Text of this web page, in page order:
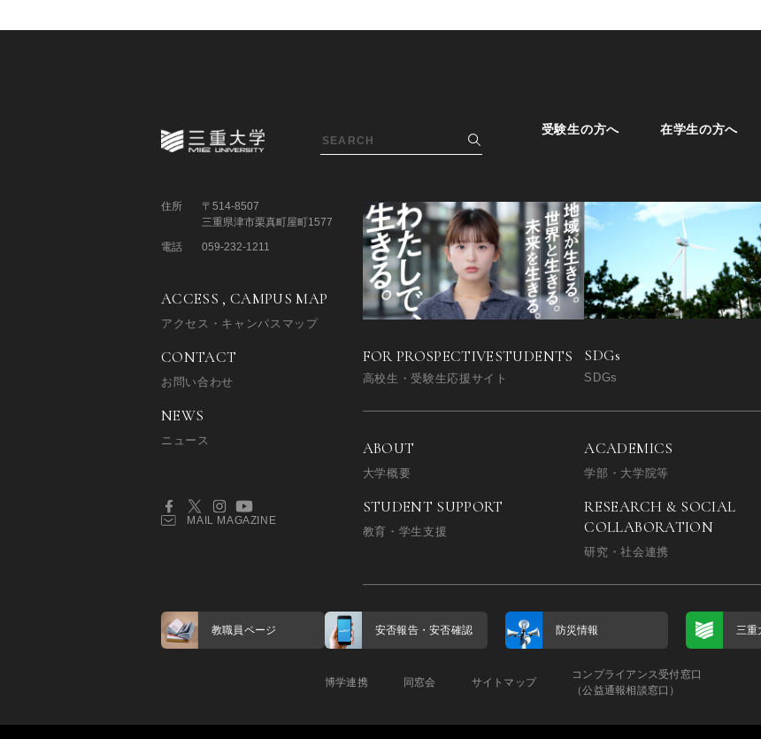
受験生の方へ 在学生の方へ
FOR PROSPECTIVESTUDENTS
高校生・受験生応援サイト
SDGs
SDGs
ABOUT
大学概要
ACADEMICS
学部・大学院等
STUDENT SUPPORT
教育・学生支援
RESEARCH & SOCIAL
COLLABORATION
研究・社会連携
住所
〒514-8507
三重県津市栗真町屋町1577
電話
059-232-1211
ACCESS , CAMPUS MAP
アクセス・キャンパスマップ
CONTACT
お問い合わせ
NEWS
ニュース
MAIL MAGAZINE
教職員ページ 安否報告・安否確認 防災情報 三重
博学連携 同窓会 サイトマップ
コンプライアンス受付窓口
（公益通報相談窓口）